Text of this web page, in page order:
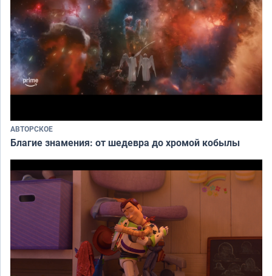
АВТОРСКОЕ
Благие знамения: от шедевра до хромой кобылы